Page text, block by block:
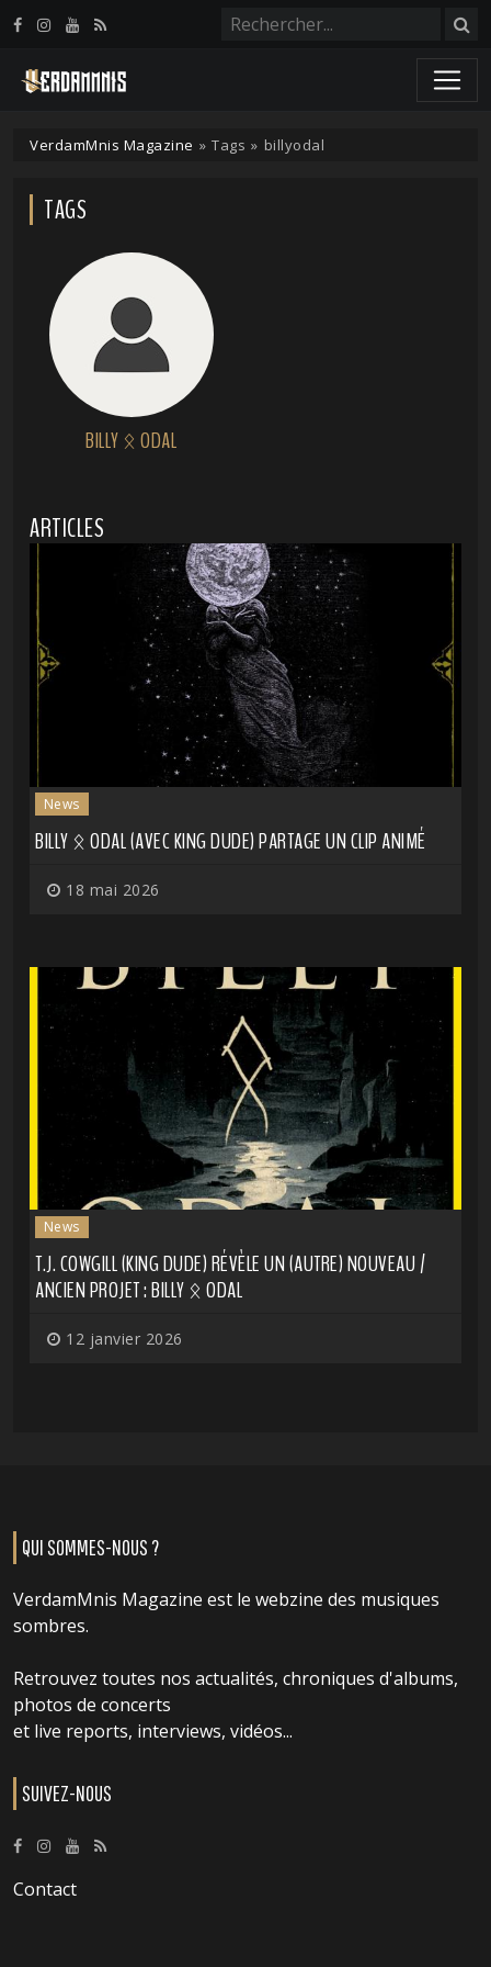
VerdamMnis Magazine » Tags » billyodal
TAGS
BILLY ᛟ ODAL
ARTICLES
News
BILLY ᛟ ODAL (AVEC KING DUDE) PARTAGE UN CLIP ANIMÉ
18 mai 2026
News
T.J. COWGILL (KING DUDE) RÉVÈLE UN (AUTRE) NOUVEAU /
ANCIEN PROJET : BILLY ᛟ ODAL
12 janvier 2026
QUI SOMMES-NOUS ?
VerdamMnis Magazine est le webzine des musiques
sombres.
Retrouvez toutes nos actualités, chroniques d'albums,
photos de concerts
et live reports, interviews, vidéos...
SUIVEZ-NOUS
Contact
Panneau de gestion des cookies